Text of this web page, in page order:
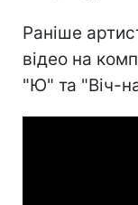
Раніше
відео на
"Ю" та "Віч-